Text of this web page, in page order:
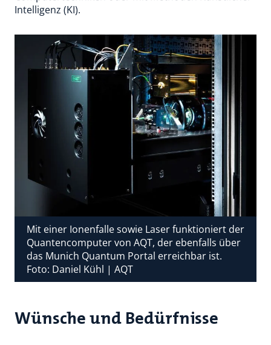
Intelligenz (KI).
Mit einer Ionenfalle sowie Laser funktioniert der
Quantencomputer von AQT, der ebenfalls über
das Munich Quantum Portal erreichbar ist.
Foto: Daniel Kühl | AQT
Wünsche und Bedürfnisse